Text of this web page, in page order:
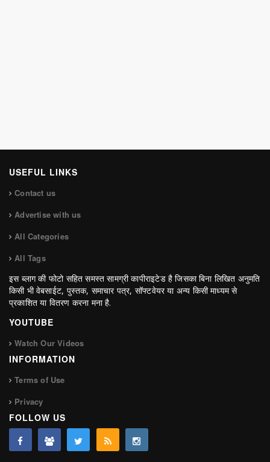
USEFUL LINKS
Contact us
Advertise with us
All Categories
All Tags
इस ब्लाग की फोटो सहित समस्त सामग्री कापीराइटेड है जिसका बिना लिखित अनुमति
किसी भी वेबसाईट, पुस्तक, समाचार पत्र, सॉफ्टवेयर या अन्य किसी माध्यम से
प्रकाशित या वितरण करना मना है.
YOUTUBE
Watch Our Videos
INFORMATION
Terms of Use
Privacy
FOLLOW US